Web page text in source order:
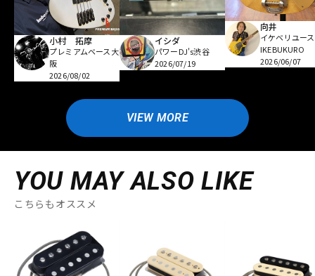
小村 拓摩
プレミアムベース大
阪
2026/08/02
イシダ
パワーDJ's渋谷
2026/07/19
向井
イケベリユース
IKEBUKURO
2026/06/07
VIEW MORE
YOU MAY ALSO LIKE
こちらもオススメ